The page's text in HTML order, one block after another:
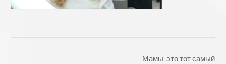
Мамы, это тот самый